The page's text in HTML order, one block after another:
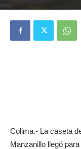
Colima.- La caseta
Manzanillo llegó